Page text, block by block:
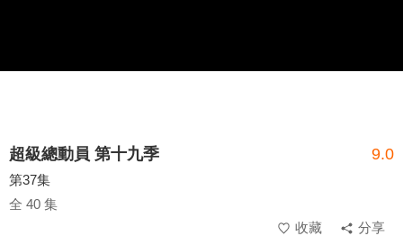
超級總動員 第十九季 9.0
第37集
全 40 集
收藏
分享